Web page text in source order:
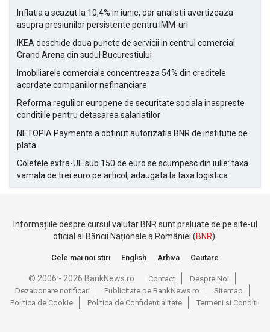
Inflatia a scazut la 10,4% in iunie, dar analistii avertizeaza
asupra presiunilor persistente pentru IMM-uri
IKEA deschide doua puncte de servicii in centrul comercial
Grand Arena din sudul Bucurestiului
Imobiliarele comerciale concentreaza 54% din creditele
acordate companiilor nefinanciare
Reforma regulilor europene de securitate sociala inaspreste
conditiile pentru detasarea salariatilor
NETOPIA Payments a obtinut autorizatia BNR de institutie de
plata
Coletele extra-UE sub 150 de euro se scumpesc din iulie: taxa
vamala de trei euro pe articol, adaugata la taxa logistica
Informațiile despre cursul valutar BNR sunt preluate de pe site-ul
oficial al Băncii Naționale a României (BNR).
Cele mai noi stiri English Arhiva Cautare
© 2006 - 2026 BankNews.ro Contact
Despre Noi
Dezabonare notificari
Publicitate pe BankNews.ro
Sitemap
Politica de Cookie
Politica de Confidentialitate Termeni si Conditii